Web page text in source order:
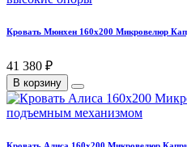
Кровать Мюнхен 160х200 Микровелюр
41 380 ₽
В корзину